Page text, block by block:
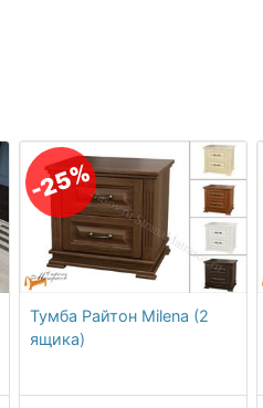
-25%
Тумба Райтон Milena (2
ящика)